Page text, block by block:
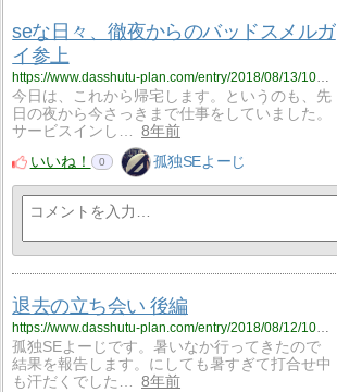
seな日々、徹夜からのバッドスメルガ
イ参上
今日は、これから帰宅します。というのも、先
日の夜から今さっきまで仕事をしていました。
サービスインし…
8年前
いいね！
0 孤独SEよーじ
退去の立ち会い 後編
https://www.dasshutu-plan.com/entry/2018/08/12/103936
孤独SEよーじです。暑いなか行ってきたので
結果を報告します。にしても暑すぎて打合せ中
も汗だくでした…
8年前